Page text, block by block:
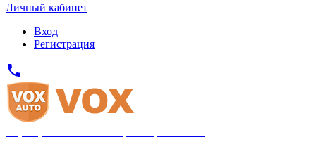
Личный кабинет
Вход
Регистрация
phone